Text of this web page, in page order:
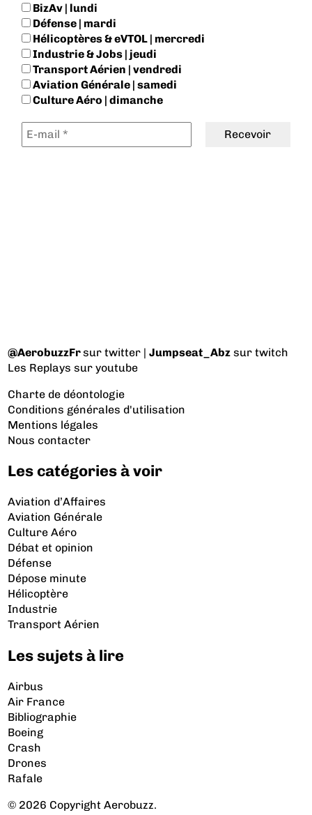
BizAv | lundi
Défense | mardi
Hélicoptères & eVTOL | mercredi
Industrie & Jobs | jeudi
Transport Aérien | vendredi
Aviation Générale | samedi
Culture Aéro | dimanche
@AerobuzzFrsur twitter |Jumpseat_Abz sur twitch
Les Replays sur youtube
Charte de déontologie
Conditions générales d'utilisation
Mentions légales
Nous contacter
Les catégories à voir
Aviation d’Affaires
Aviation Générale
Culture Aéro
Débat et opinion
Défense
Dépose minute
Hélicoptère
Industrie
Transport Aérien
Les sujets à lire
Airbus
Air France
Bibliographie
Boeing
Crash
Drones
Rafale
© 2026 Copyright Aerobuzz.